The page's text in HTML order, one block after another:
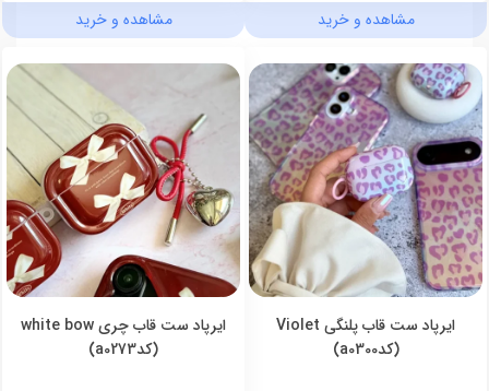
مشاهده و خرید مشاهده و خرید
ایرپاد ست قاب پلنگی Violet
(کدa0300)
ایرپاد ست قاب چری white bow
(کدa0273)